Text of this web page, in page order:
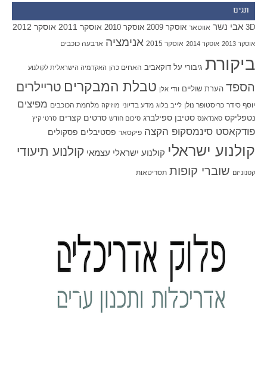
תגים
3D אבי נשר אווטאר אוסקר 2009 אוסקר 2010 אוסקר 2011 אוסקר 2012
אוסקר 2013 אוסקר 2014 אוסקר 2015 אנימציה ארבעה כוכבים
ביקורת גיבורי על דוקאביב האחים כהן האקדמיה הישראלית לקולנוע
הספד הערת שוליים וודי אלן טבלת המבקרים טריילרים
יוסף סידר כריסטופר נולן לייב בלוג מדע בדיוני מוזיקה מלחמת הכוכבים מפיצים
נטפליקס סאנדאנס סטיבן ספילברג סיכום חודש סרטים קצרים סרטי קיץ
פודקאסט סינמסקופ הקצה פיקסאר פסטיבלים פסקולים
קולנוע ישראלי קולנוע ישראלי עצמאי קולנוע תיעודי
קטנוניזם שוברי קופות תסריטאות